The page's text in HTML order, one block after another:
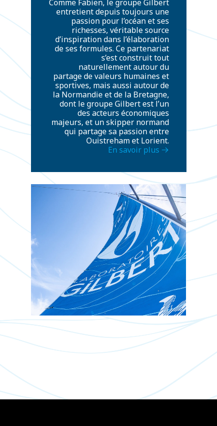
Comme Fabien, le groupe Gilbert
entretient depuis toujours une
passion pour l’océan et ses
richesses, véritable source
d’inspiration dans l’élaboration
de ses formules. Ce partenariat
s’est construit tout
naturellement autour du
partage de valeurs humaines et
sportives, mais aussi autour de
la Normandie et de la Bretagne,
dont le groupe Gilbert est l’un
des acteurs économiques
majeurs, et un skipper normand
qui partage sa passion entre
Ouistreham et Lorient.
En savoir plus